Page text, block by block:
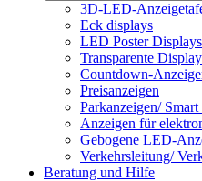
3D-LED-
Eck displays
LED Poster Displays
Transparente
Countdown-
Preisanzeigen
Parkanzeigen/
Anzeigen für
Gebogene LED-
Verkehrsleitung/
Beratung und Hilfe